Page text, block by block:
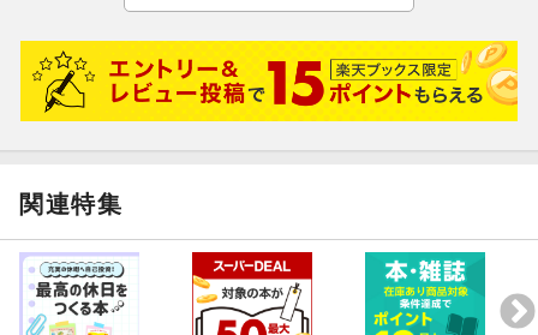
関連特集